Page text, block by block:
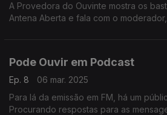
A Provedora do Ouvinte mostra os
Antena Aberta e fala com o
Pode Ouvir em Podcast
Ep. 8
06 mar. 2025
Para lá da emissão em FM, há um
Procurando respostas para as